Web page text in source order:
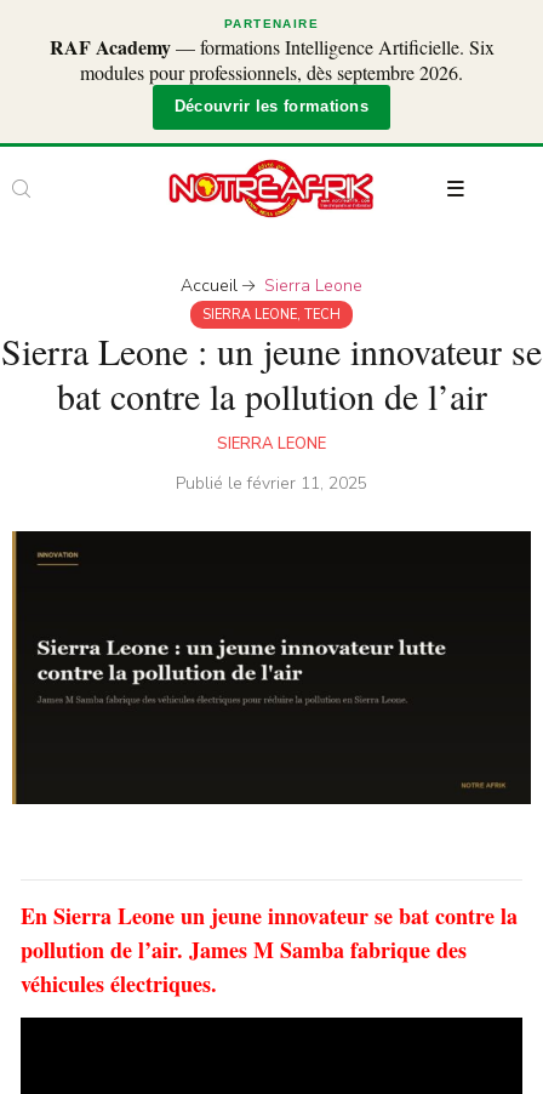
PARTENAIRE
RAF Academy— formations Intelligence Artificielle. Six
modules pour professionnels, dès septembre 2026.
Découvrir les formations
Accueil Sierra Leone
SIERRA LEONE, TECH
Sierra Leone : un jeune innovateur se
bat contre la pollution de l’air
SIERRA LEONE
Publié lefévrier 11, 2025
En Sierra Leone un jeuneinnovateurse bat contre la
pollutionde l’air. James M Samba fabrique des
véhicules électriques.